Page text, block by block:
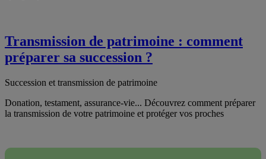
Transmission de patrimoine : comment
préparer sa succession ?
Succession et transmission de patrimoine
Donation, testament, assurance-vie... Découvrez comment préparer
la transmission de votre patrimoine et protéger vos proches